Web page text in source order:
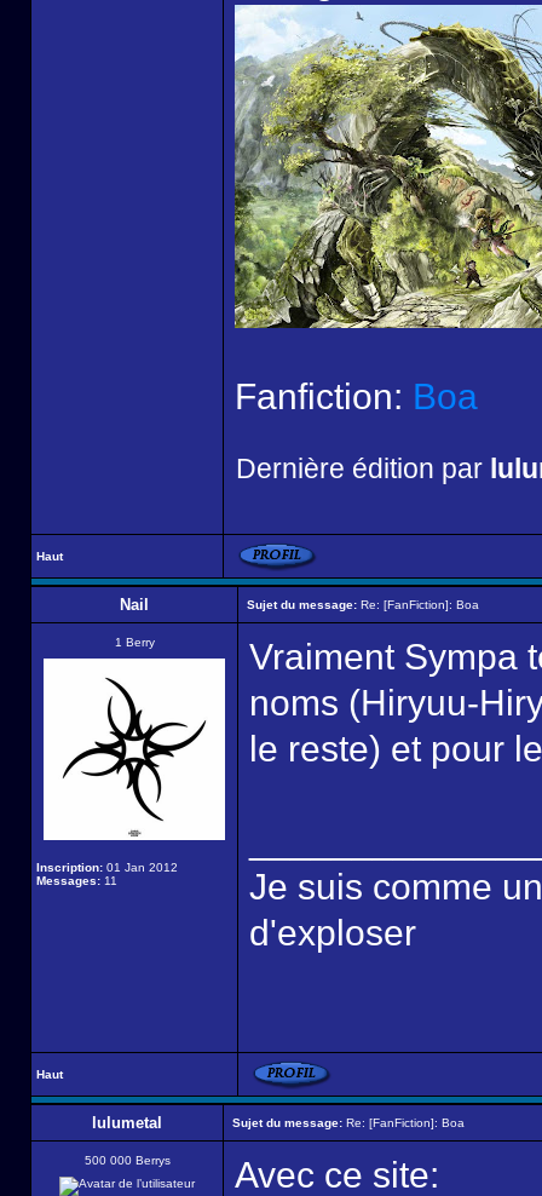
Fanfiction: Boa
Dernière édition par
Haut
Nail Sujet du message: Re: [FanFiction]: Boa
1 Berry
Inscription: 01 Jan 2012
Messages: 11
Vraiment Sympa
noms (Hiryuu-
le reste) et pour
Je suis comme
d'exploser
Haut
lulumetal Sujet du message: Re: [FanFiction]: Boa
500 000 Berrys
Avec ce site: